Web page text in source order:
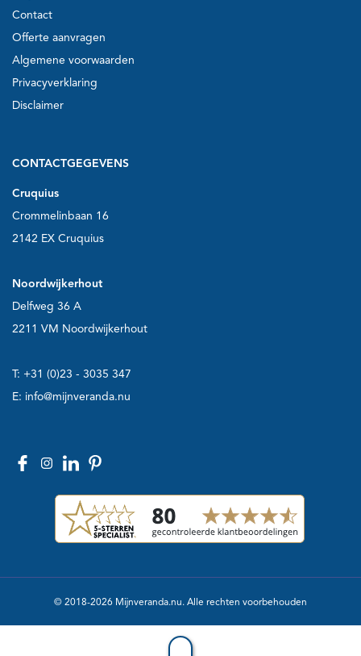
Contact
Offerte aanvragen
Algemene voorwaarden
Privacyverklaring
Disclaimer
CONTACTGEGEVENS
Cruquius
Crommelinbaan 16
2142 EX Cruquius
Noordwijkerhout
Delfweg 36 A
2211 VM Noordwijkerhout
T: +31 (0)23 - 3035 347
E: info@mijnveranda.nu
© 2018-2026 Mijnveranda.nu. Alle rechten voorbehouden